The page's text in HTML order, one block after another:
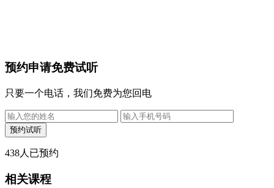
预约申请免费试听
只要一个电话，我们免费为您回电
438人已预约
相关课程